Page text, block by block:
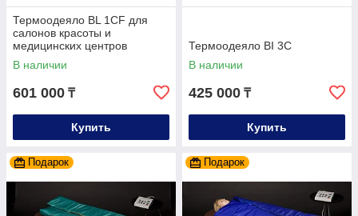
Термоодеяло BL 1CF для
салонов красоты и
медицинских центров
В наличии
601 000 ₸
Купить
Термоодеяло BI 3С
В наличии
425 000 ₸
Купить
Подарок Подарок